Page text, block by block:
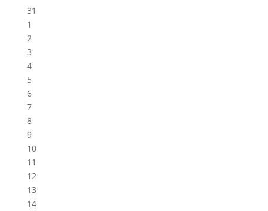
31
1
2
3
4
5
6
7
8
9
10
11
12
13
14